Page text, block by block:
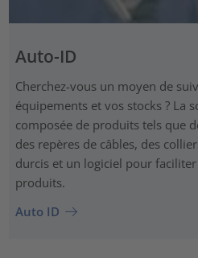
Auto-ID
Cherchez-vous un moyen de
équipements et vos stocks ? La
composée de produits tels que
des repères de câbles, des
durcis et un logiciel pour
produits.
Auto ID